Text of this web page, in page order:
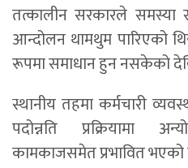
तत्कालीन सरकारले समस्या
आन्दोलन थामथुम पारिएको
रूपमा समाधान हुन नसकेको
स्थानीय तहमा कर्मचारी
पदोन्नति प्रक्रियामा
कामकाजसमेत प्रभावित भएको